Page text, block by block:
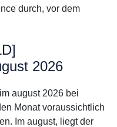
durch, vor dem
2026
august 2026 bei
Monat voraussichtlich
Im august, liegt der